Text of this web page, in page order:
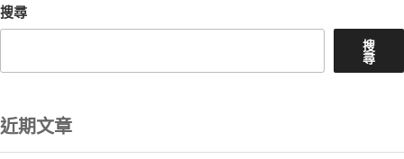
搜尋
搜
尋
近期文章